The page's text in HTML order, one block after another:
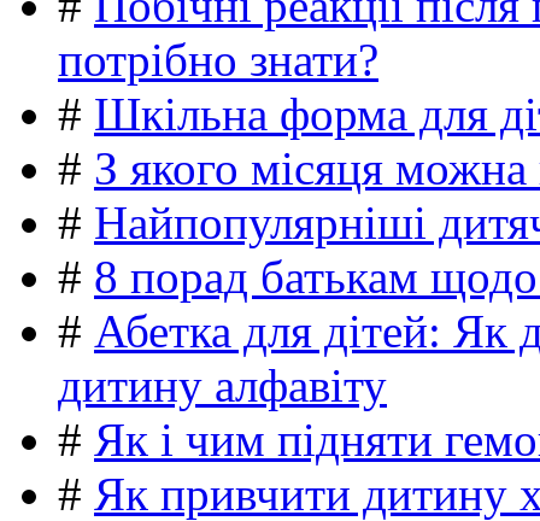
потрібно знати?
# Шкільна форма для
# З якого місяця можна
# Найпопулярніші
# 8 порад батькам
# Абетка для дітей: Як
дитину алфавіту
# Як і чим підняти
# Як привчити дитину